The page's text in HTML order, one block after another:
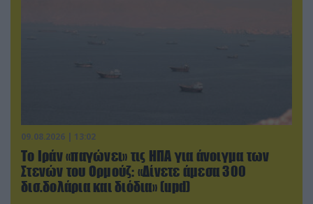
09.08.2026 | 13:02
Το Ιράν «παγώνει» τις ΗΠΑ για άνοιγμα των
Στενών του Ορμούζ: «Δίνετε άμεσα 300
δισ.δολάρια και διόδια» (upd)